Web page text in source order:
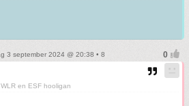
3 september 2024 @ 20:38 • 8
WLR en ESF hooligan